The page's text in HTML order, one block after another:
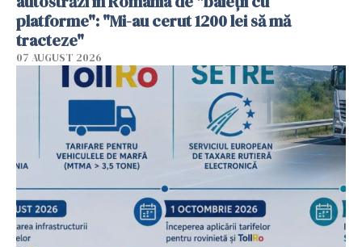
platforme": "Mi-au cerut 1200 lei să mă
tracteze"
07 AUGUST 2026